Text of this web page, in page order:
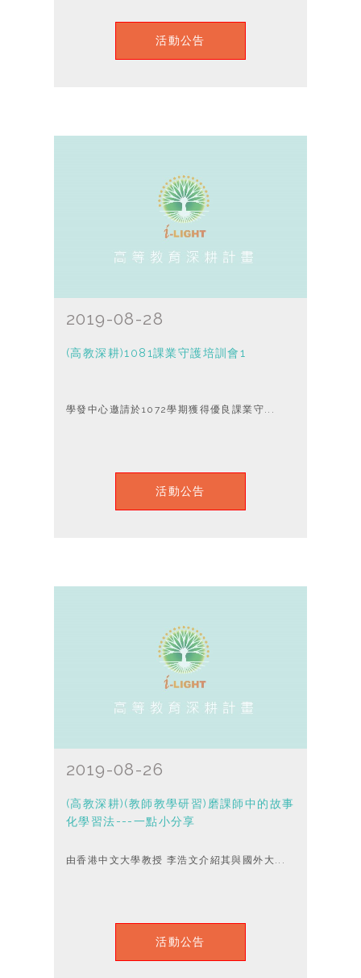
活動公告
2019-08-28
(高教深耕)1081課業守護培訓會1
學發中心邀請於1072學期獲得優良課業守...
活動公告
2019-08-26
(高教深耕)(教師教學研習)磨課師中的故事
化學習法---一點小分享
由香港中文大學教授 李浩文介紹其與國外大...
活動公告